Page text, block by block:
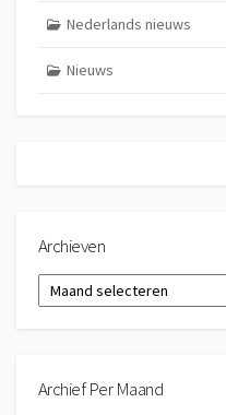
Nederlands nieuws
Nieuws
Archieven
Archieven
Archief Per Maand